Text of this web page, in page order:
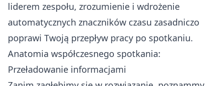
liderem zespołu, zrozumienie i wdrożenie
automatycznych znaczników czasu zasadniczo
poprawi Twoją przepływ pracy po spotkaniu.
Anatomia współczesnego spotkania:
Przeładowanie informacjami